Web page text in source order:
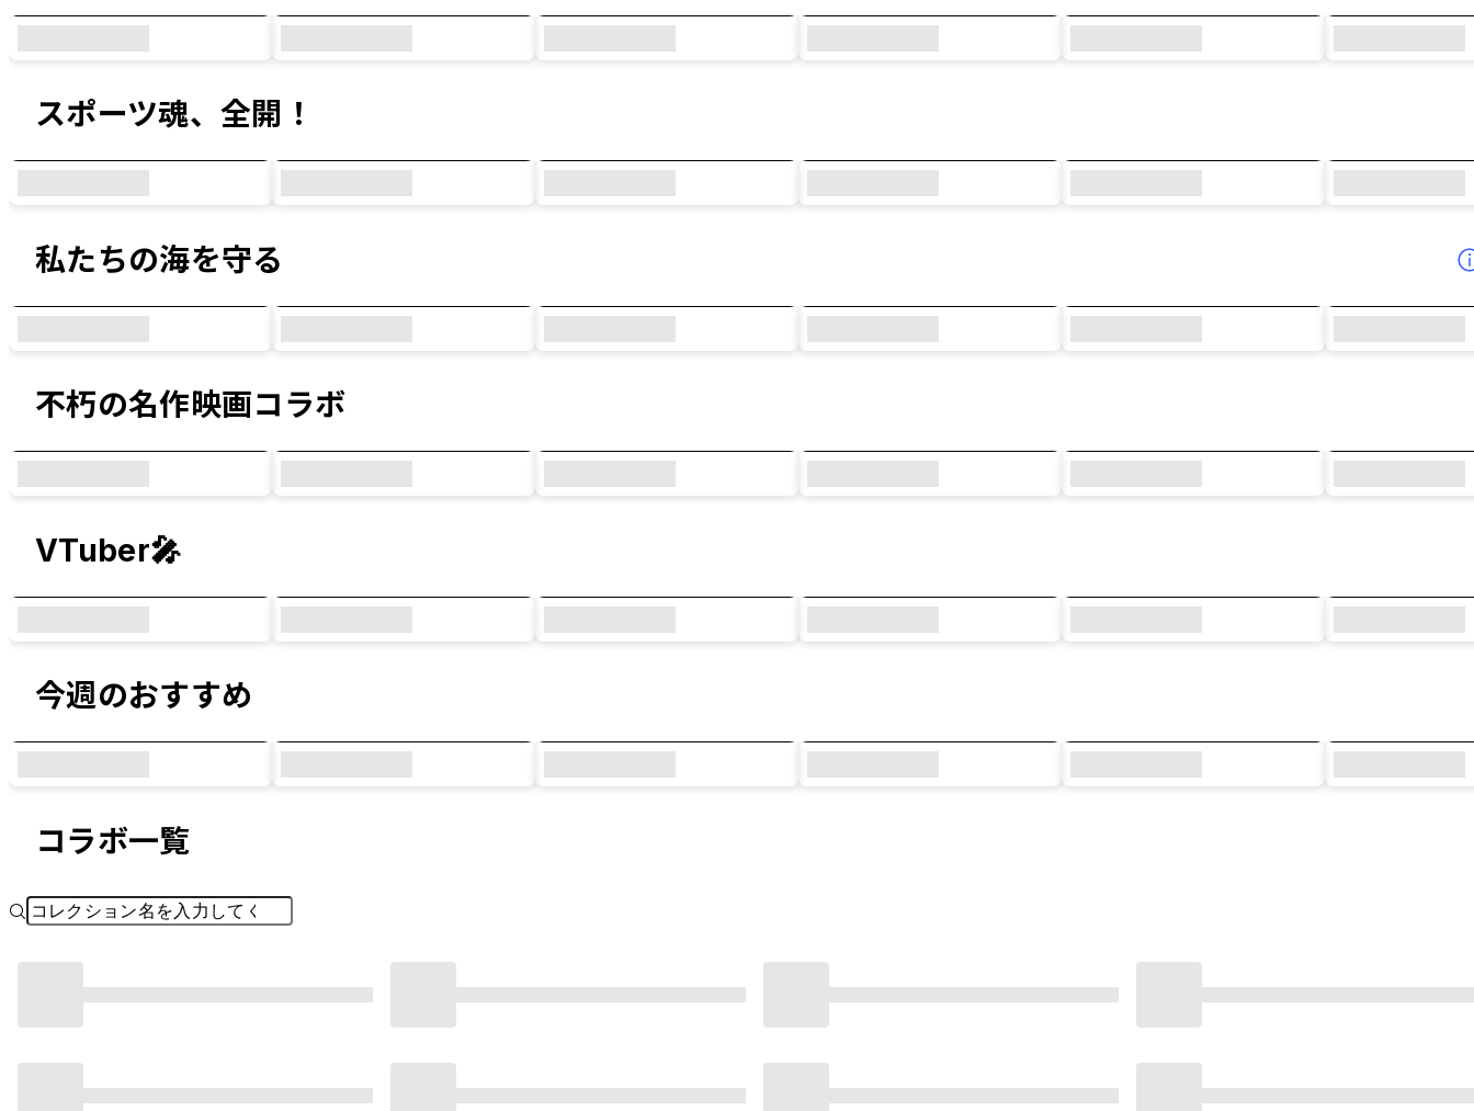
スポーツ魂、全開！
私たちの海を守る
不朽の名作映画コラボ
VTuber🎤
今週のおすすめ
コラボ一覧